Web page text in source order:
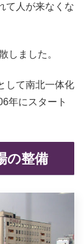
て人が来なくな
しました。
して南北一体化
年にスタート
の整備